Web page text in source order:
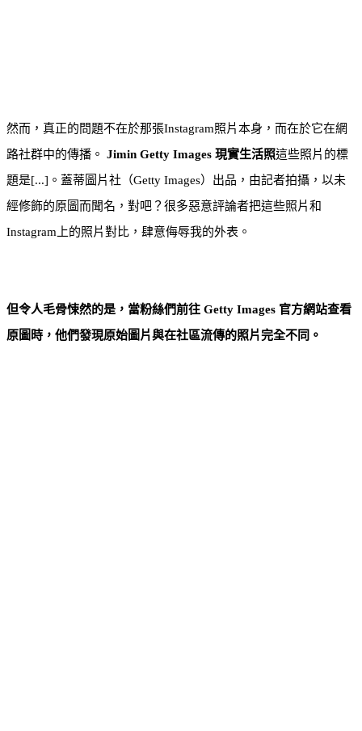
然而，真正的問題不在於那張Instagram照片本身，而在於它在網
路社群中的傳播。 Jimin Getty Images 現實生活照這些照片的標
題是[...]。蓋蒂圖片社（Getty Images）出品，由記者拍攝，以未
經修飾的原圖而聞名，對吧？很多惡意評論者把這些照片和
Instagram上的照片對比，肆意侮辱我的外表。
但令人毛骨悚然的是，當粉絲們前往 Getty Images 官方網站查看
原圖時，他們發現原始圖片與在社區流傳的照片完全不同。